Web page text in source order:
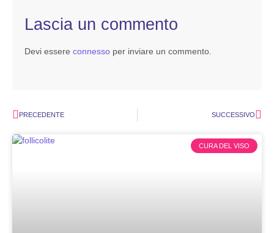
Lascia un commento
Devi essere connesso per inviare un commento.
PRECEDENTE SUCCESSIVO
CURA DEL VISO